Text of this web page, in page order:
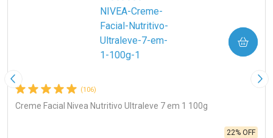
Imagem Anterior
(106)
Creme Facial Nivea Nutritivo Ultraleve 7 em 1 100g
22% OFF
COMPRAR